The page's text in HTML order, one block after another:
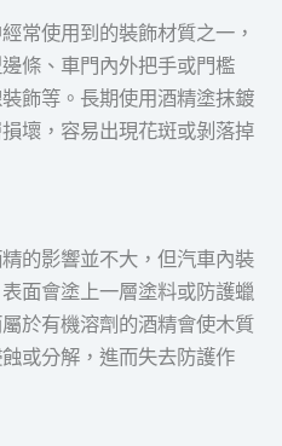
常使用到的裝飾材質之一，
條、車門內外把手或門檻
飾等。長期使用酒精塗抹鍍
壞，容易出現花斑或剝落掉
的影響並不大，但汽車內裝
面會塗上一層塗料或防護蠟
於有機溶劑的酒精會使木質
或分解，進而失去防護作